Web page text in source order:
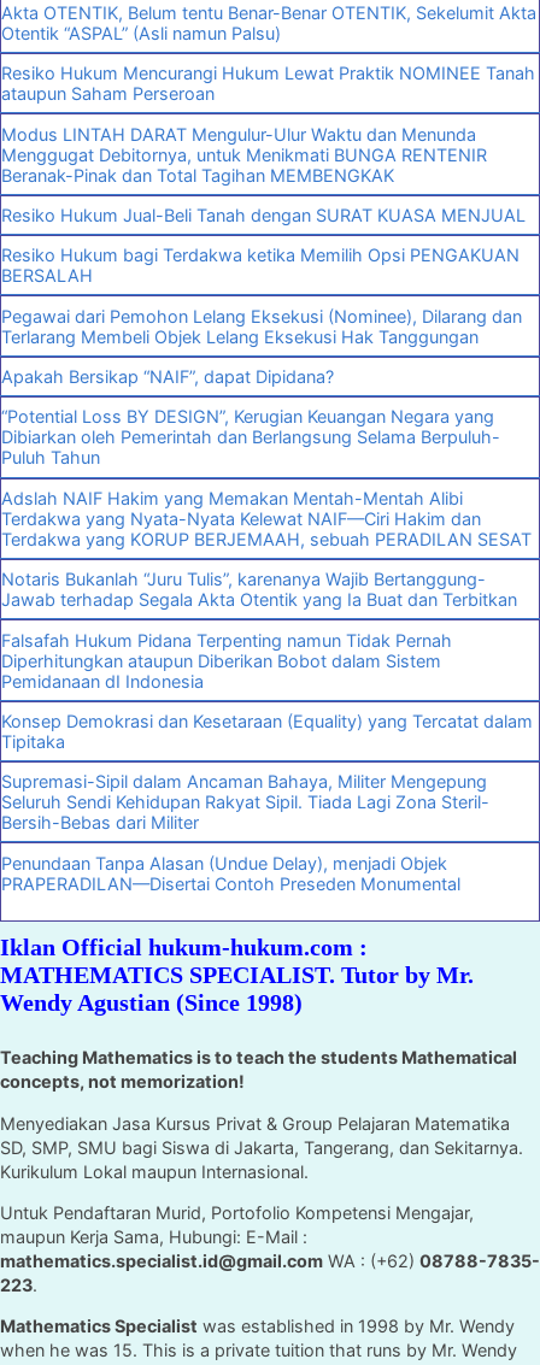
Akta OTENTIK, Belum tentu Benar-Benar OTENTIK, Sekelumit Akta
Otentik “ASPAL” (Asli namun Palsu)
Resiko Hukum Mencurangi Hukum Lewat Praktik NOMINEE Tanah
ataupun Saham Perseroan
Modus LINTAH DARAT Mengulur-Ulur Waktu dan Menunda
Menggugat Debitornya, untuk Menikmati BUNGA RENTENIR
Beranak-Pinak dan Total Tagihan MEMBENGKAK
Resiko Hukum Jual-Beli Tanah dengan SURAT KUASA MENJUAL
Resiko Hukum bagi Terdakwa ketika Memilih Opsi PENGAKUAN
BERSALAH
Pegawai dari Pemohon Lelang Eksekusi (Nominee), Dilarang dan
Terlarang Membeli Objek Lelang Eksekusi Hak Tanggungan
Apakah Bersikap “NAIF”, dapat Dipidana?
“Potential Loss BY DESIGN”, Kerugian Keuangan Negara yang
Dibiarkan oleh Pemerintah dan Berlangsung Selama Berpuluh-
Puluh Tahun
Adslah NAIF Hakim yang Memakan Mentah-Mentah Alibi
Terdakwa yang Nyata-Nyata Kelewat NAIF—Ciri Hakim dan
Terdakwa yang KORUP BERJEMAAH, sebuah PERADILAN SESAT
Notaris Bukanlah “Juru Tulis”, karenanya Wajib Bertanggung-
Jawab terhadap Segala Akta Otentik yang Ia Buat dan Terbitkan
Falsafah Hukum Pidana Terpenting namun Tidak Pernah
Diperhitungkan ataupun Diberikan Bobot dalam Sistem
Pemidanaan dI Indonesia
Konsep Demokrasi dan Kesetaraan (Equality) yang Tercatat dalam
Tipitaka
Supremasi-Sipil dalam Ancaman Bahaya, Militer Mengepung
Seluruh Sendi Kehidupan Rakyat Sipil. Tiada Lagi Zona Steril-
Bersih-Bebas dari Militer
Penundaan Tanpa Alasan (Undue Delay), menjadi Objek
PRAPERADILAN—Disertai Contoh Preseden Monumental
Iklan Official hukum-hukum.com :
MATHEMATICS SPECIALIST. Tutor by Mr.
Wendy Agustian (Since 1998)
Teaching Mathematics is to teach the students Mathematical
concepts, not memorization!
Menyediakan Jasa Kursus Privat & Group Pelajaran Matematika
SD, SMP, SMU bagi Siswa di Jakarta, Tangerang, dan Sekitarnya.
Kurikulum Lokal maupun Internasional.
Untuk Pendaftaran Murid, Portofolio Kompetensi Mengajar,
maupun Kerja Sama, Hubungi: E-Mail :
mathematics.specialist.id@gmail.com WA : (+62) 08788-7835-
223.
Mathematics Specialist was established in 1998 by Mr. Wendy
when he was 15. This is a private tuition that runs by Mr. Wendy